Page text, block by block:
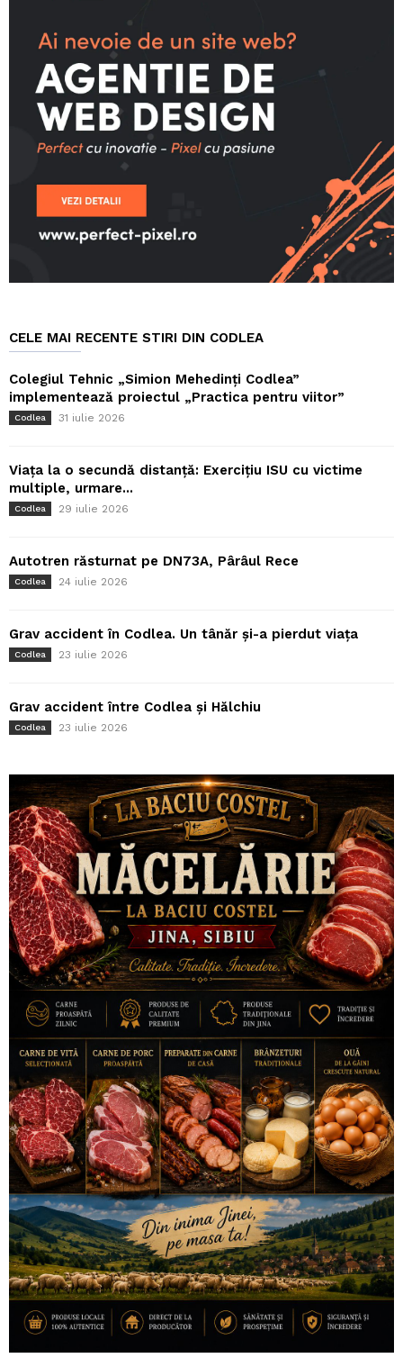
CELE MAI RECENTE STIRI DIN CODLEA
Colegiul Tehnic „Simion Mehedinți Codlea”
implementează proiectul „Practica pentru viitor”
Codlea 31 iulie 2026
Viața la o secundă distanță: Exercițiu ISU cu victime
multiple, urmare...
Codlea 29 iulie 2026
Autotren răsturnat pe DN73A, Pârâul Rece
Codlea 24 iulie 2026
Grav accident în Codlea. Un tânăr și-a pierdut viața
Codlea 23 iulie 2026
Grav accident între Codlea și Hălchiu
Codlea 23 iulie 2026